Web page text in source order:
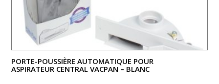
PORTE-POUSSIÈRE AUTOMATIQUE POUR
ASPIRATEUR CENTRAL VACPAN – BLANC